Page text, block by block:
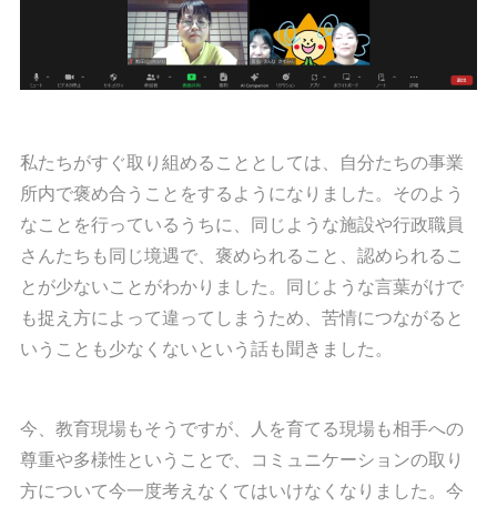
私たちがすぐ取り組めることとしては、自分たちの事業
所内で褒め合うことをするようになりました。そのよう
なことを行っているうちに、同じような施設や行政職員
さんたちも同じ境遇で、褒められること、認められるこ
とが少ないことがわかりました。同じような言葉がけで
も捉え方によって違ってしまうため、苦情につながると
いうことも少なくないという話も聞きました。
今、教育現場もそうですが、人を育てる現場も相手への
尊重や多様性ということで、コミュニケーションの取り
方について今一度考えなくてはいけなくなりました。今